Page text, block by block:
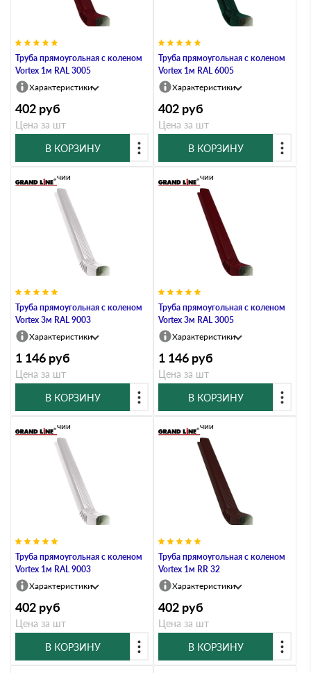
Труба прямоугольная с коленом
Vortex 1м RAL 3005
Характеристики
402 руб
Цена за шт
В КОРЗИНУ
Труба прямоугольная с коленом
Vortex 1м RAL 6005
Характеристики
402 руб
Цена за шт
В КОРЗИНУ
Труба прямоугольная с коленом
Vortex 3м RAL 9003
В наличии
Характеристики
1 146 руб
Цена за шт
В КОРЗИНУ
Труба прямоугольная с коленом
Vortex 3м RAL 3005
В наличии
Характеристики
1 146 руб
Цена за шт
В КОРЗИНУ
Труба прямоугольная с коленом
Vortex 1м RAL 9003
В наличии
Характеристики
402 руб
Цена за шт
В КОРЗИНУ
Труба прямоугольная с коленом
Vortex 1м RR 32
В наличии
Характеристики
402 руб
Цена за шт
В КОРЗИНУ